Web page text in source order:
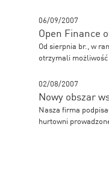
06/09/2007
Open Finance
Od sierpnia br., w
otrzymali
02/08/2007
Nowy obszar
Nasza firma
hurtowni